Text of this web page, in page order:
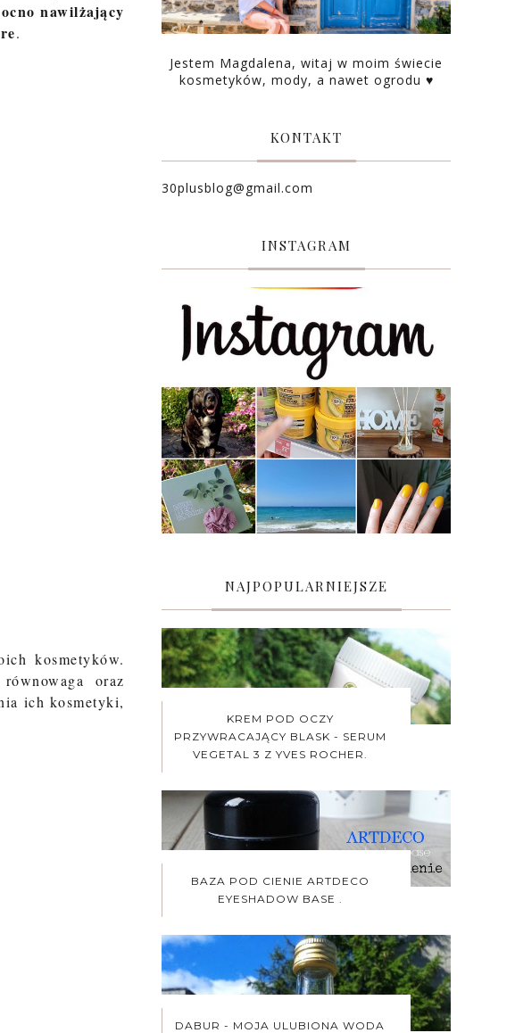
nawilżający
.
kosmetyków.
oraz
ich kosmetyki,
Jestem Magdalena, witaj w moim świecie
kosmetyków, mody, a nawet ogrodu ♥
KONTAKT
30plusblog@gmail.com
INSTAGRAM
NAJPOPULARNIEJSZE
KREM POD OCZY
PRZYWRACAJĄCY BLASK - SERUM
VEGETAL 3 Z YVES ROCHER.
BAZA POD CIENIE ARTDECO
EYESHADOW BASE .
DABUR - MOJA ULUBIONA WODA